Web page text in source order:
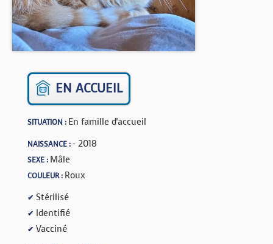
BOUTIQUE
FORUM
EN ACCUEIL
SITUATION : En famille d'accueil
NAISSANCE :- 2018
SEXE : Mâle
COULEUR : Roux
✔ Stérilisé
✔ Identifié
✔ Vacciné